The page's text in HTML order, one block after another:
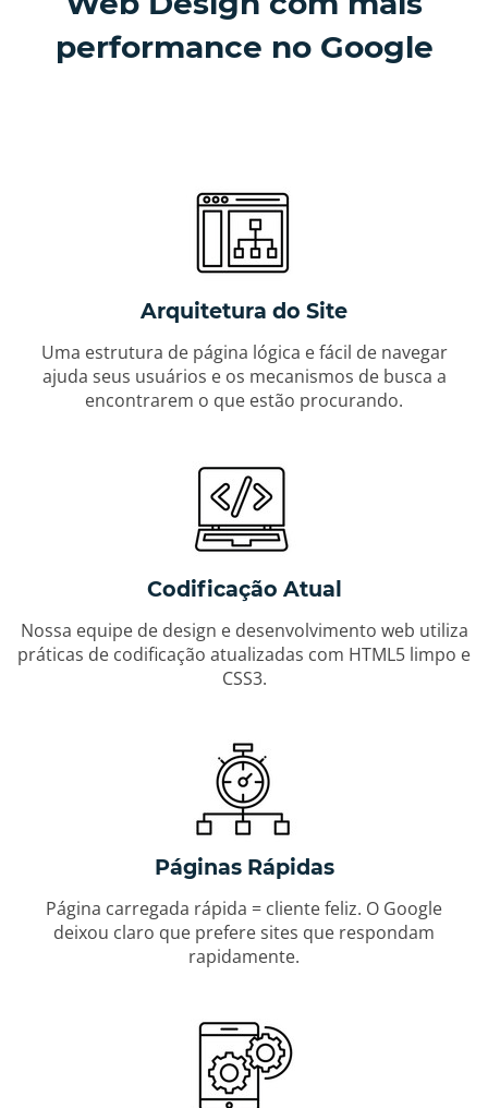
performance no Google
Arquitetura do Site
Uma estrutura de página lógica e fácil de navegar
ajuda seus usuários e os mecanismos de busca a
encontrarem o que estão procurando.
Codificação Atual
Nossa equipe de design e desenvolvimento web utiliza
práticas de codificação atualizadas com HTML5 limpo e
CSS3.
Páginas Rápidas
Página carregada rápida = cliente feliz. O Google
deixou claro que prefere sites que respondam
rapidamente.